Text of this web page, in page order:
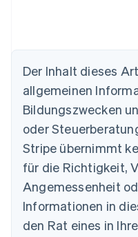
Der Inhalt dieses
allgemeinen
Bildungszwecken
oder
Stripe übernimmt
für die Richtigkeit,
Angemessenheit
Informationen in
den Rat eines in
Australien
English
Belgien
Nederlands Français
Brasilien
PortuguêsEnglish
English
Dänemark
English
Deutschland